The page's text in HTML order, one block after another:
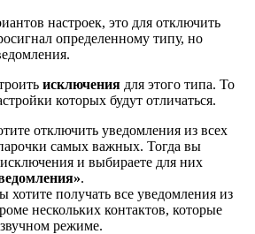
настроек, это для отключить
определенному типу, но
исключения для этого типа. То
которых будут отличаться.
отключить уведомления из всех
самых важных. Тогда вы
и выбираете для них
.
хотите получать все уведомления из
нескольких контактов, которые
режиме.